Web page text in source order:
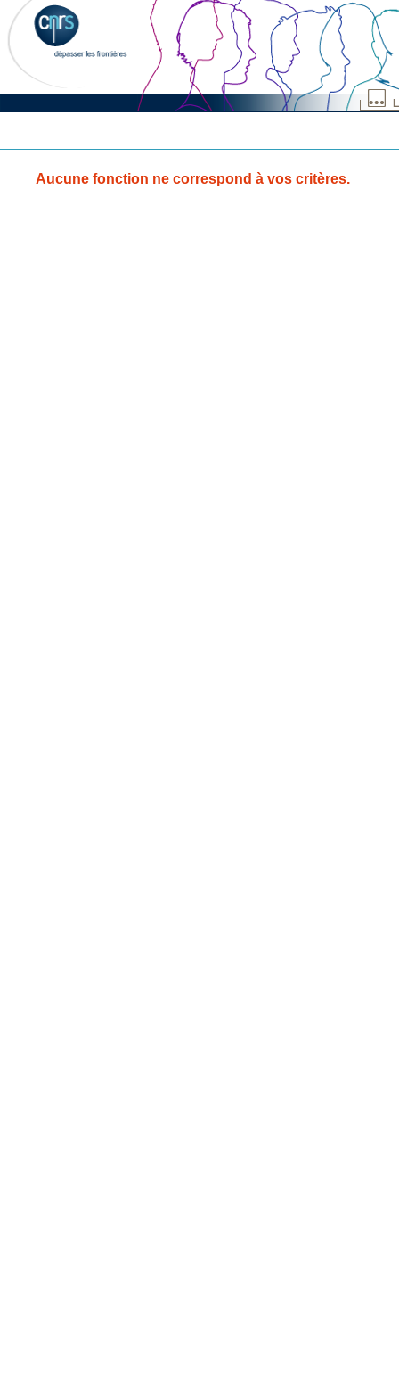
Aucune fonction ne correspond à vos critères.